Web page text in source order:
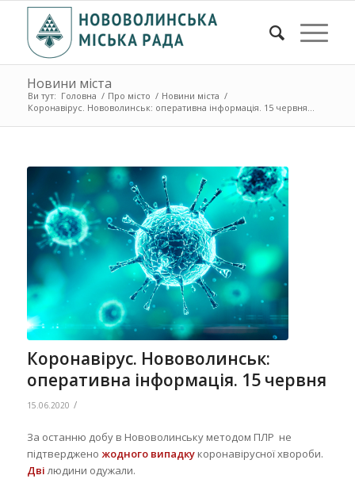
Новини міста
Ви тут: Головна / Про місто / Новини міста /
Коронавірус. Нововолинськ: оперативна інформація. 15 червня...
Коронавірус. Нововолинськ:
оперативна інформація. 15 червня
15.06.2020 /
За останню добу в Нововолинську методом ПЛР не
підтверджено жодного випадку коронавірусної хвороби.
Двілюдини одужали.